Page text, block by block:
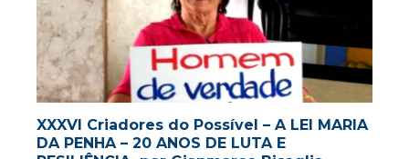
XXXVI Criadores do Possível – A LEI MARIA
DA PENHA – 20 ANOS DE LUTA E